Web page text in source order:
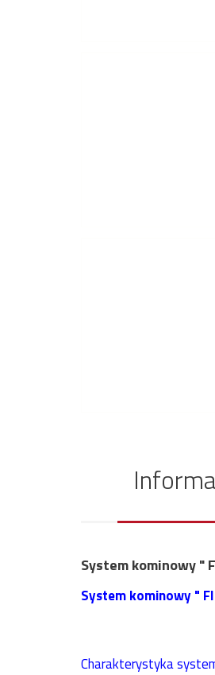
System kominowy "
System kominowy "
Charakterystyka